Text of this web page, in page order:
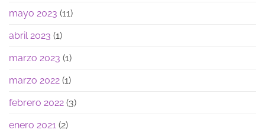
mayo 2023 (11)
abril 2023 (1)
marzo 2023 (1)
marzo 2022 (1)
febrero 2022 (3)
enero 2021 (2)